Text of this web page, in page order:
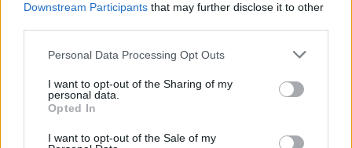
Downstream Participants that may further disclose it to other
Please note that this website/app uses one or more Google
not limited to your visit or usage behaviour. You may click to
grant or deny consent to Google and its third-party tags to
use your data for below specified purposes in below Google
consent section.
Personal Data Processing Opt Outs
I want to opt-out of the Sharing of my
personal data.
Opted In
I want to opt-out of the Sale of my